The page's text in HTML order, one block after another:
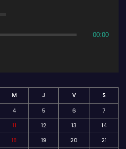
00:00
M J V
S
4 5 6
7
11 12 13
14
18 19 20
21